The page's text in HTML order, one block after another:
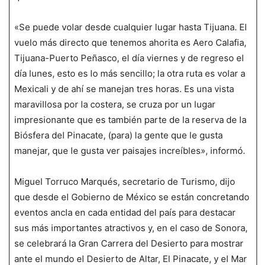
«Se puede volar desde cualquier lugar hasta Tijuana. El
vuelo más directo que tenemos ahorita es Aero Calafia,
Tijuana-Puerto Peñasco, el día viernes y de regreso el
día lunes, esto es lo más sencillo; la otra ruta es volar a
Mexicali y de ahí se manejan tres horas. Es una vista
maravillosa por la costera, se cruza por un lugar
impresionante que es también parte de la reserva de la
Biósfera del Pinacate, (para) la gente que le gusta
manejar, que le gusta ver paisajes increíbles», informó.
Miguel Torruco Marqués, secretario de Turismo, dijo
que desde el Gobierno de México se están concretando
eventos ancla en cada entidad del país para destacar
sus más importantes atractivos y, en el caso de Sonora,
se celebrará la Gran Carrera del Desierto para mostrar
ante el mundo el Desierto de Altar, El Pinacate, y el Mar